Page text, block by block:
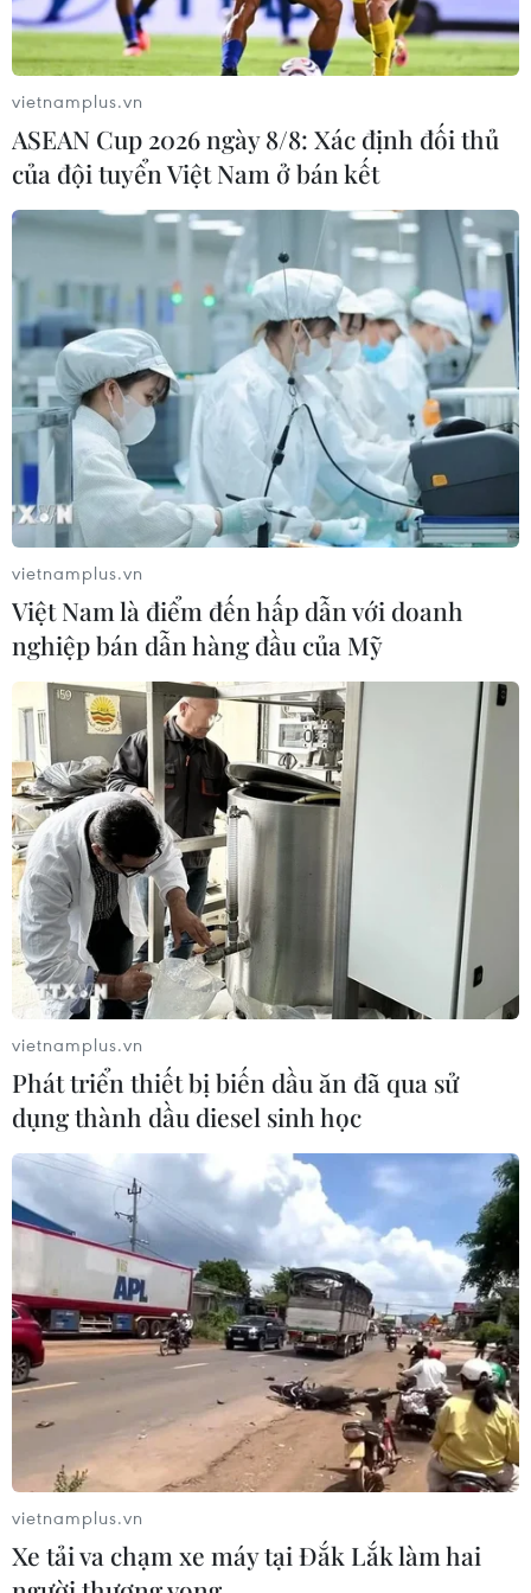
lượng khách hàng năm nay có thể tăng mạnh,"
một chuyên gia cho biết./.
Loạt sản phẩm mới được
ra mắt của Apple: iPhone
17 Air là điểm nhấn
Apple đã giới thiệu thế hệ iPhone
17 Series với những thay đổi lớn về
ngoại hình, camera, pin cũng như
giá bán. Đồng thời hàng loạt sản
phẩm như Apple Watch, AirPods
Pro thế hệ mới cũng được ra mắt.
(Vietnam+)
#giá bán iPhone 17 Việt Nam
#đặt cọc iPhone 17
#mở bán iPhone 17 Việt Nam
#đăng ký nhận thông tin iPhone 17
#các đại lý Apple chính hãng Việt Nam
#các chính sách ưu đãi iPhone 17
#cấu hình iPhone 17 mới nhất
#các phiên bản iPhone 17 Pro Max
#công nghệ Wi-Fi 7 trên iPhone 17
#thị trường điện thoại Việt Nam 2025
Theo dõi VietnamPlus
TIN LIÊN QUAN
vietnamplus.vn
ASEAN Cup 2026 ngày 8/8: Xác định đối thủ
của đội tuyển Việt Nam ở bán kết
vietnamplus.vn
Việt Nam là điểm đến hấp dẫn với doanh
nghiệp bán dẫn hàng đầu của Mỹ
vietnamplus.vn
Phát triển thiết bị biến dầu ăn đã qua sử
dụng thành dầu diesel sinh học
vietnamplus.vn
Xe tải va chạm xe máy tại Đắk Lắk làm hai